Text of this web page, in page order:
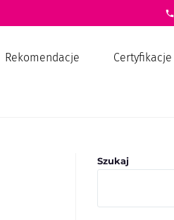
Rekomendacje Certyfikacje
Szukaj